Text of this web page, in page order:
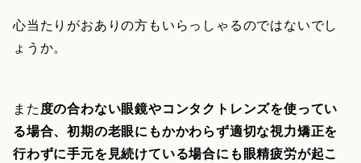
心当たりがおありの方もいらっしゃるのではないでし
ょうか。
また度の合わない眼鏡やコンタクトレンズを使ってい
る場合、初期の老眼にもかかわらず適切な視力矯正を
行わずに手元を見続けている場合にも眼精疲労が起こ